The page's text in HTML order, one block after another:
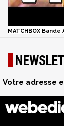
MATCHBOX
Votre adresse